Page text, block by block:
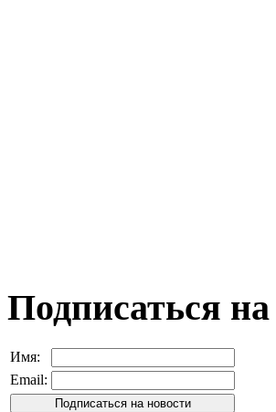
Подписаться
Имя:
Email: